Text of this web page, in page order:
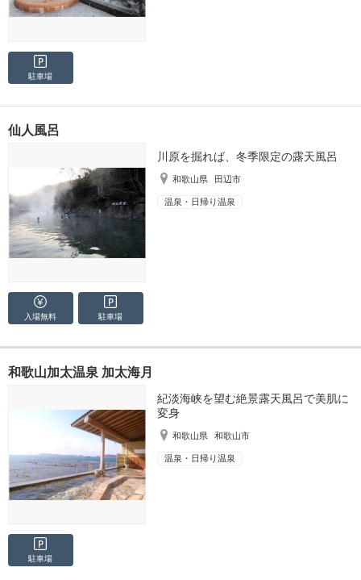
駐車場
仙人風呂
川原を掘れば、冬季限定の露天風呂
和歌山県 田辺市
温泉・日帰り温泉
入場無料 駐車場
和歌山加太温泉 加太海月
紀淡海峡を望む絶景露天風呂で美肌に
変身
和歌山県 和歌山市
温泉・日帰り温泉
駐車場